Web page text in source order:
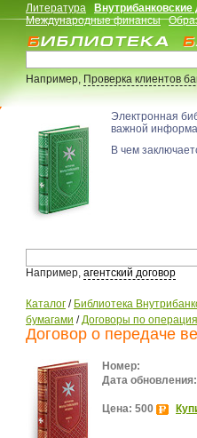
Литература
Международные финансы
Например,Проверка клиентов
Электронная
важной
В чем
Например, агентский договор
Каталог / Библиотека
бумагами /Договоры по
Договор о передаче
Номер:
Дата обновления:
Цена: 500